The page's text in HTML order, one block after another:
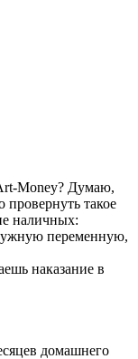
Money? Думаю,
провернуть такое
наличных:
переменную,
наказание в
домашнего